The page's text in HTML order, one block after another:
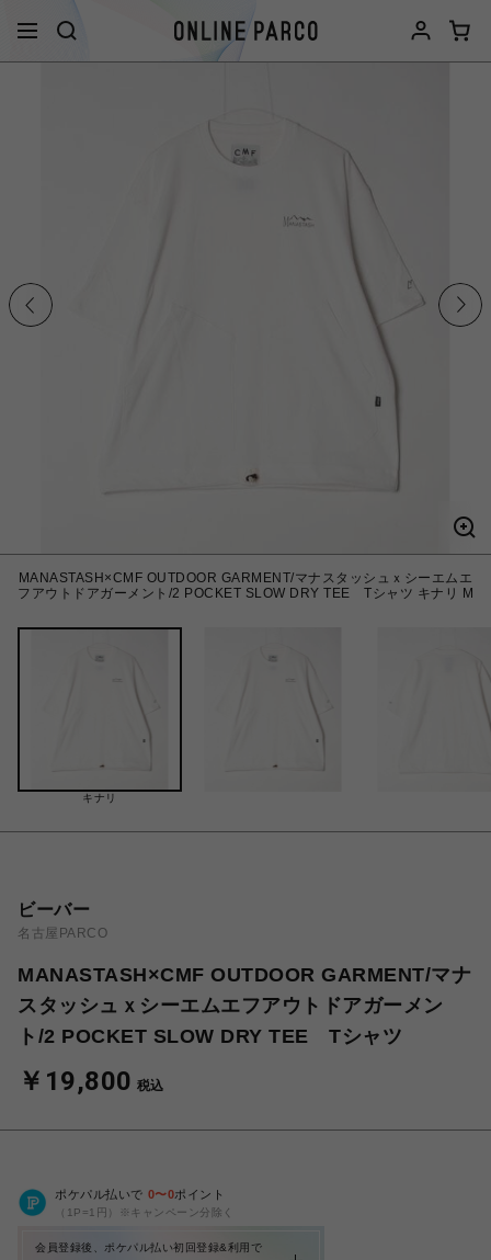
MANASTASH×CMF OUTDOOR GARMENT/マナスタッシュｘシーエムエ
フアウトドアガーメント/2 POCKET SLOW DRY TEE Tシャツ キナリ M
キナリ
ビーバー
名古屋PARCO
MANASTASH×CMF OUTDOOR GARMENT/マナ
スタッシュｘシーエムエフアウトドアガーメン
ト/2 POCKET SLOW DRY TEE Tシャツ
￥19,800 税込
ポケパル払いで 0〜0ポイント
（1P=1円）※キャンペーン分除く
会員登録後、ポケパル払い初回登録&利用で